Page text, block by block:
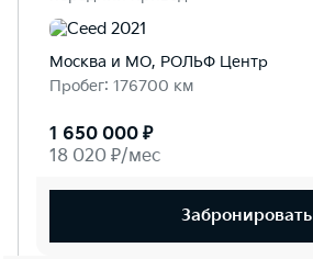
Москва и МО, РОЛЬФ Центр
Пробег: 176700 км
1 650 000 ₽
18 020 ₽/мес
Забронировать